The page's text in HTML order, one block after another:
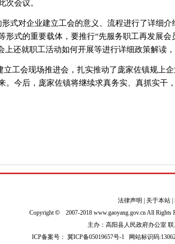
次会议。
形式对企业建立工会的意义、流程进行了详细
形式的重要载体，要推行“先服务职工再发展
上还就职工活动如何开展等进行详细政策解读
立工会现场推进会，扎实推动了庞家佐镇规上
。今后，庞家佐镇将继续求真务实、真抓实干
法律声明 关于本站
Copyright©2007-2018 www.gaoyang.gov.cn All Rights
主办：高阳县人民政府办公室 联
ICP备案号： 冀ICP备05019657号-1网站标识码